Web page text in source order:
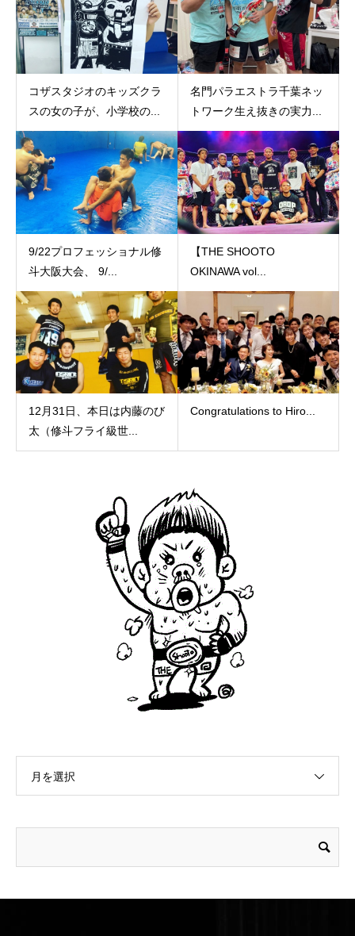
コザスタジオのキッズクラ
スの女の子が、小学校の...
名門パラエストラ千葉ネッ
トワーク生え抜きの実力...
9/22プロフェッショナル修
斗大阪大会、 9/...
【THE SHOOTO
OKINAWA vol...
12月31日、本日は内藤のび
太（修斗フライ級世...
Congratulations to Hiro...
月を選択